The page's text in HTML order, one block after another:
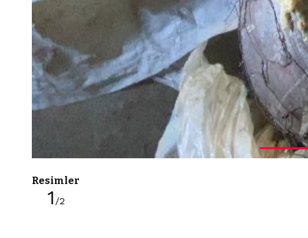
Resimler
1 /2